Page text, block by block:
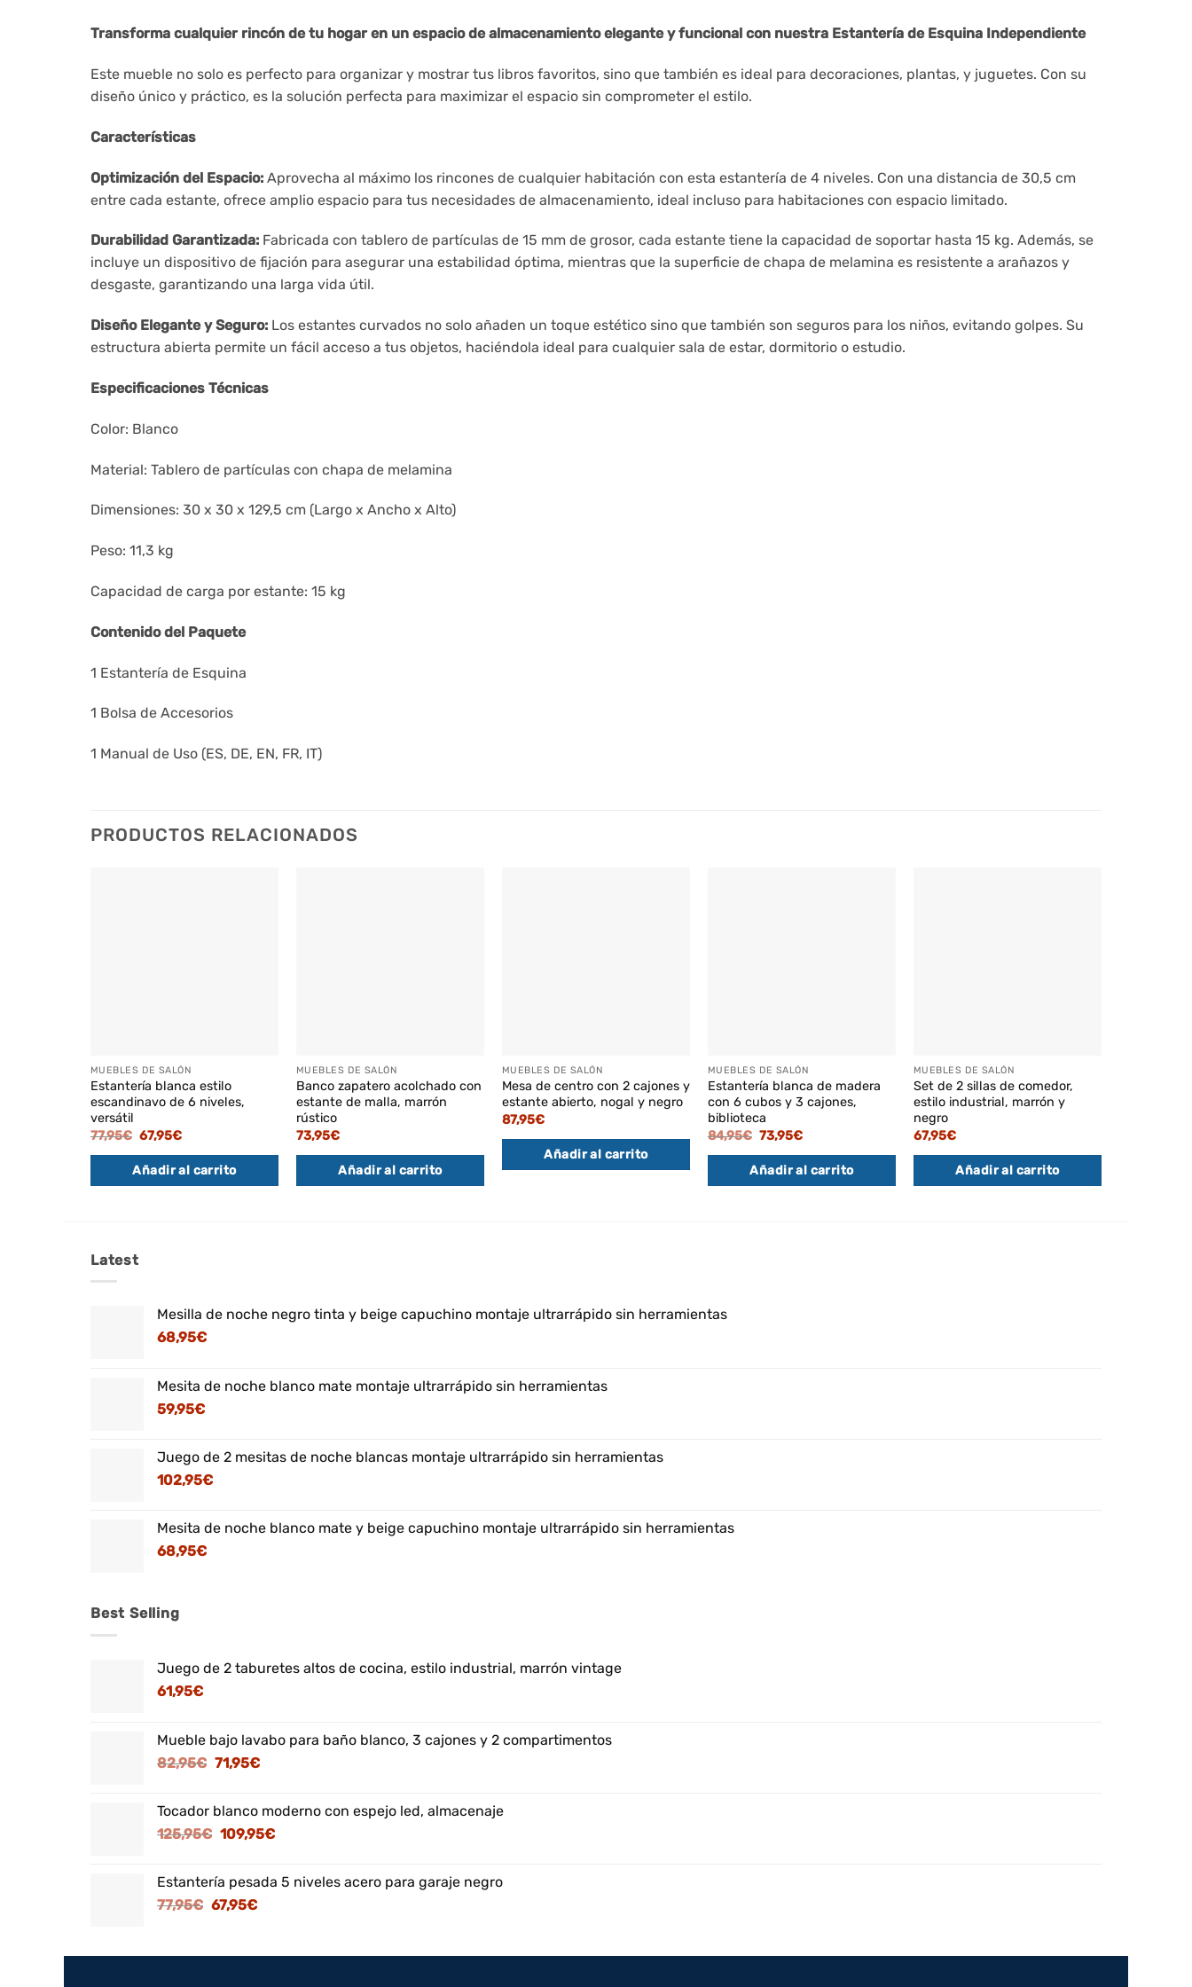
Transforma cualquier rincón de tu hogar en un espacio de almacenamiento elegante y funcional con nuestra Estantería de Esquina Independiente
Este mueble no solo es perfecto para organizar y mostrar tus libros favoritos, sino que también es ideal para decoraciones, plantas, y juguetes. Con su
diseño único y práctico, es la solución perfecta para maximizar el espacio sin comprometer el estilo.
Características
Optimización del Espacio: Aprovecha al máximo los rincones de cualquier habitación con esta estantería de 4 niveles. Con una distancia de 30,5 cm
entre cada estante, ofrece amplio espacio para tus necesidades de almacenamiento, ideal incluso para habitaciones con espacio limitado.
Durabilidad Garantizada: Fabricada con tablero de partículas de 15 mm de grosor, cada estante tiene la capacidad de soportar hasta 15 kg. Además, se
incluye un dispositivo de fijación para asegurar una estabilidad óptima, mientras que la superficie de chapa de melamina es resistente a arañazos y
desgaste, garantizando una larga vida útil.
Diseño Elegante y Seguro: Los estantes curvados no solo añaden un toque estético sino que también son seguros para los niños, evitando golpes. Su
estructura abierta permite un fácil acceso a tus objetos, haciéndola ideal para cualquier sala de estar, dormitorio o estudio.
Especificaciones Técnicas
Color: Blanco
Material: Tablero de partículas con chapa de melamina
Dimensiones: 30 x 30 x 129,5 cm (Largo x Ancho x Alto)
Peso: 11,3 kg
Capacidad de carga por estante: 15 kg
Contenido del Paquete
1 Estantería de Esquina
1 Bolsa de Accesorios
1 Manual de Uso (ES, DE, EN, FR, IT)
PRODUCTOS RELACIONADOS
MUEBLES DE SALÓN
Estantería blanca estilo
escandinavo de 6 niveles,
versátil
77,95€ El
original
era:
77,95€.
67,95€El
actual
es:
67,95€.
Añadir al carrito
MUEBLES DE SALÓN
Banco zapatero acolchado con
estante de malla, marrón
rústico
73,95€
Añadir al carrito
MUEBLES DE SALÓN
Mesa de centro con 2 cajones y
estante abierto, nogal y negro
87,95€
Añadir al carrito
MUEBLES DE SALÓN
Estantería blanca de madera
con 6 cubos y 3 cajones,
biblioteca
84,95€ El
original
era:
84,95€.
73,95€El
actual
es:
73,95€.
Añadir al carrito
MUEBLES DE SALÓN
Set de 2 sillas de comedor,
estilo industrial, marrón y
negro
67,95€
Añadir al carrito
Latest
Mesilla de noche negro tinta y beige capuchino montaje ultrarrápido sin herramientas
68,95€
Mesita de noche blanco mate montaje ultrarrápido sin herramientas
59,95€
Juego de 2 mesitas de noche blancas montaje ultrarrápido sin herramientas
102,95€
Mesita de noche blanco mate y beige capuchino montaje ultrarrápido sin herramientas
68,95€
Best Selling
Juego de 2 taburetes altos de cocina, estilo industrial, marrón vintage
61,95€
Mueble bajo lavabo para baño blanco, 3 cajones y 2 compartimentos
82,95€ El
era:
82,95€.
71,95€El
es:
71,95€.
Tocador blanco moderno con espejo led, almacenaje
125,95€ El
era:
125,95€.
109,95€El
es:
Estantería pesada 5 niveles acero para garaje negro
77,95€ El
era:
67,95€El
es: